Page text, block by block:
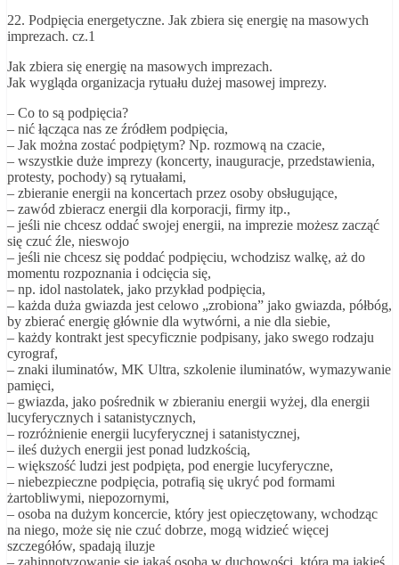
22. Podpięcia energetyczne. Jak zbiera się energię na masowych
imprezach. cz.1
Jak zbiera się energię na masowych imprezach.
Jak wygląda organizacja rytuału dużej masowej imprezy.
– Co to są podpięcia?
– nić łącząca nas ze źródłem podpięcia,
– Jak można zostać podpiętym? Np. rozmową na czacie,
– wszystkie duże imprezy (koncerty, inauguracje, przedstawienia,
protesty, pochody) są rytuałami,
– zbieranie energii na koncertach przez osoby obsługujące,
– zawód zbieracz energii dla korporacji, firmy itp.,
– jeśli nie chcesz oddać swojej energii, na imprezie możesz zacząć
się czuć źle, nieswojo
– jeśli nie chcesz się poddać podpięciu, wchodzisz walkę, aż do
momentu rozpoznania i odcięcia się,
– np. idol nastolatek, jako przykład podpięcia,
– każda duża gwiazda jest celowo „zrobiona” jako gwiazda, półbóg,
by zbierać energię głównie dla wytwórni, a nie dla siebie,
– każdy kontrakt jest specyficznie podpisany, jako swego rodzaju
cyrograf,
– znaki iluminatów, MK Ultra, szkolenie iluminatów, wymazywanie
pamięci,
– gwiazda, jako pośrednik w zbieraniu energii wyżej, dla energii
lucyferycznych i satanistycznych,
– rozróżnienie energii lucyferycznej i satanistycznej,
– ileś dużych energii jest ponad ludzkością,
– większość ludzi jest podpięta, pod energie lucyferyczne,
– niebezpieczne podpięcia, potrafią się ukryć pod formami
żartobliwymi, niepozornymi,
– osoba na dużym koncercie, który jest opieczętowany, wchodząc
na niego, może się nie czuć dobrze, mogą widzieć więcej
szczegółów, spadają iluzje
– zahipnotyzowanie się jakąś osobą w duchowości, która ma jakieś